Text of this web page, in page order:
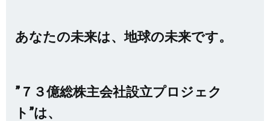
あなたの未来は、地球の未来です。
”７３億総株主会社設立プロジェク
ト”は、